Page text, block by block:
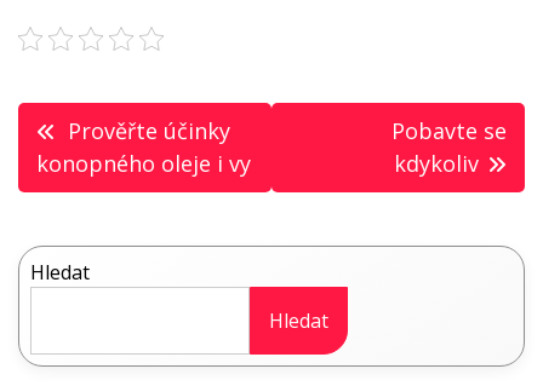
Navigace
pro
Prověřte účinky
konopného oleje i vy
Pobavte se
kdykoliv
Hledat
Hledat